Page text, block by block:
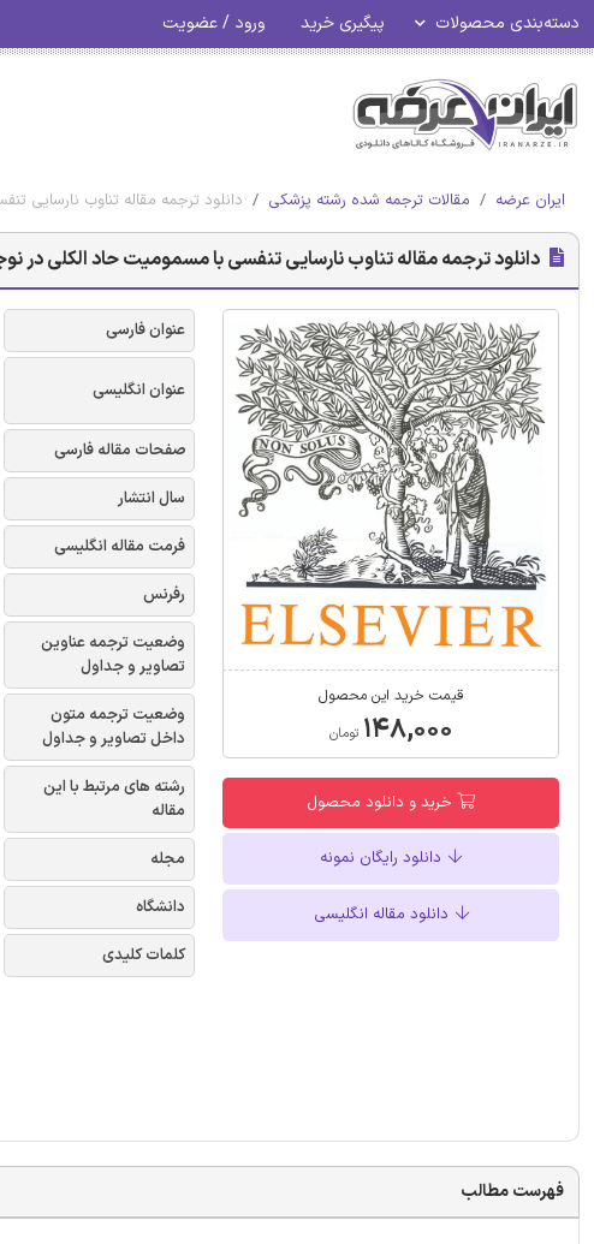
دسته‌بندی محصولات پیگیری خرید ورود / عضویت
ایران عرضه مقالات ترجمه شده رشته پزشکی دانلود ترجمه مقاله تناوب نارسایی
دانلود ترجمه مقاله تناوب نارسایی تنفسی با مسمومیت حاد الکلی در
قیمت خرید این محصول
۱۴۸,۰۰۰ تومان
خرید و دانلود محصول
دانلود رایگان نمونه
دانلود مقاله انگلیسی
عنوان فارسی
عنوان انگلیسی
صفحات مقاله فارسی
سال انتشار
فرمت مقاله انگلیسی
رفرنس
وضعیت ترجمه عناوین
تصاویر و جداول
وضعیت ترجمه متون
داخل تصاویر و جداول
رشته های مرتبط با این
مقاله
مجله
دانشگاه
کلمات کلیدی
فهرست مطالب